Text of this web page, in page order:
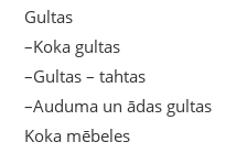
Gultas
–Koka gultas
–Gultas – tahtas
–Auduma un ādas gultas
Koka mēbeles